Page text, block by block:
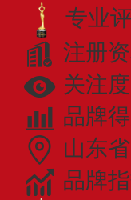
专业
注册
关注
品牌
山东
品牌